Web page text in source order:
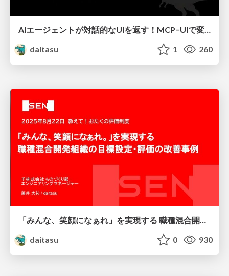
daitasu
1 260
「みんな、笑顔になぁれ」を実現する 職種混合開発組織の目標設定・評価の改善事例
daitasu
0 930